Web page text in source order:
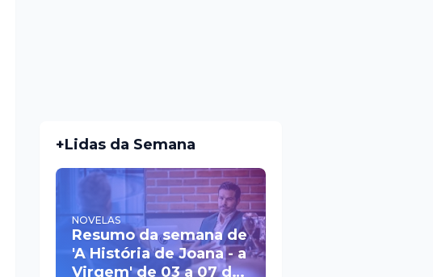
+Lidas da Semana
NOVELAS
Resumo da semana de
'A História de Joana - a
Virgem' de 03 a 07 de